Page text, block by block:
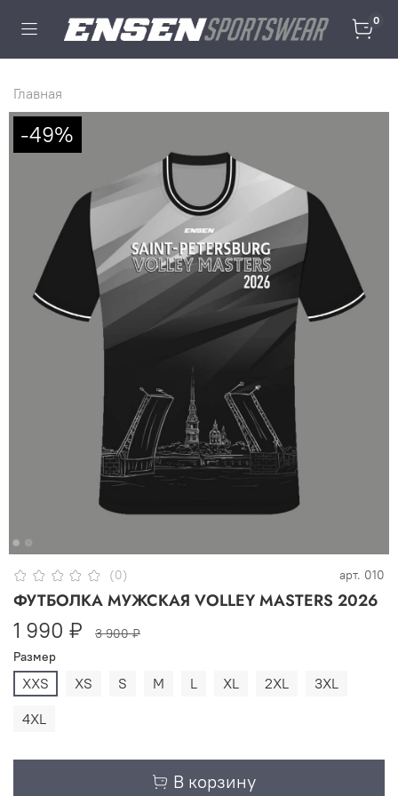
0
Главная
-49%
(0) арт. 010
ФУТБОЛКА МУЖСКАЯ VOLLEY MASTERS 2026
1 990 ₽
3 900 ₽
Размер
XXS XS S M L XL 2XL
3XL
4XL
В корзину